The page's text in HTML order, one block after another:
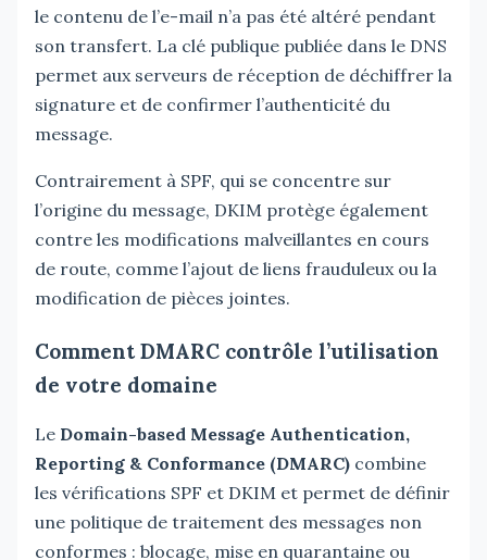
le contenu de l’e-mail n’a pas été altéré pendant
son transfert. La clé publique publiée dans le DNS
permet aux serveurs de réception de déchiffrer la
signature et de confirmer l’authenticité du
message.
Contrairement à SPF, qui se concentre sur
l’origine du message, DKIM protège également
contre les modifications malveillantes en cours
de route, comme l’ajout de liens frauduleux ou la
modification de pièces jointes.
Comment DMARC contrôle l’utilisation
de votre domaine
Le Domain-based Message Authentication,
Reporting & Conformance (DMARC) combine
les vérifications SPF et DKIM et permet de définir
une politique de traitement des messages non
conformes : blocage, mise en quarantaine ou